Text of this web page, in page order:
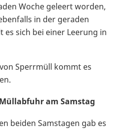
Woche geleert worden,
in der geraden
es sich bei einer Leerung in
Sperrmüll kommt es
am Samstag
beiden Samstagen gab es